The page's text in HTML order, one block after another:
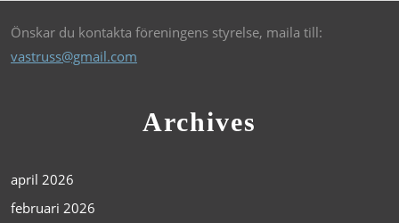
Önskar du kontakta föreningens styrelse, maila till:
vastruss@gmail.com
Archives
april 2026
februari 2026